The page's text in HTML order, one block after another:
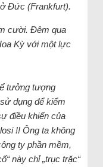
Đức (Frankfurt).
cười. Đêm qua
Kỳ với một lực
tưởng tượng
dụng để kiểm
điều khiển của
!! Ông ta không
ty phần mềm,
này chỉ „trục trặc“